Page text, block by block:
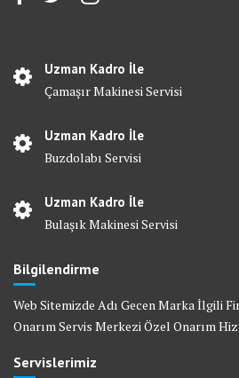
Uzman Kadro İle
Çamaşır Makinesi Servisi
Uzman Kadro İle
Buzdolabı Servisi
Uzman Kadro İle
Bulaşık Makinesi Servisi
Bilgilendirme
Web Sitemizde Adı Gecen Marka İlgili
Onarım Servis Merkezi Özel Onarım
Servislerimiz